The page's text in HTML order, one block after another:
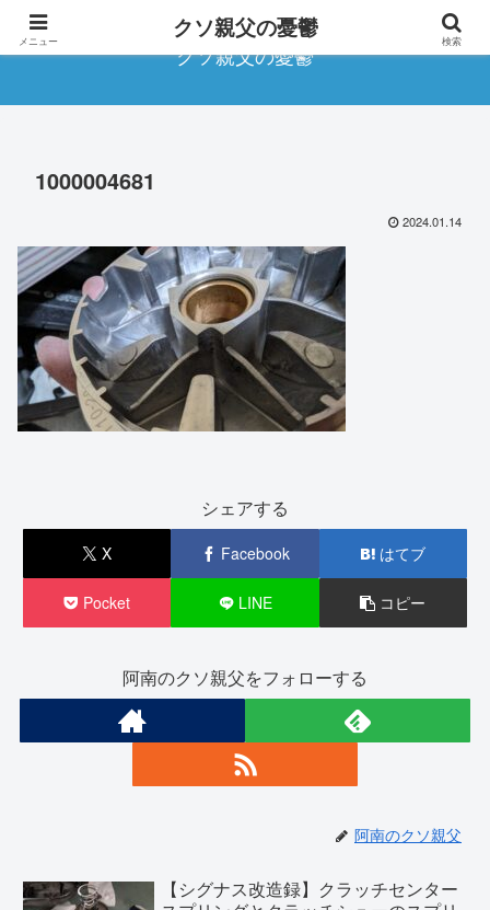
クソ親父の憂鬱
1000004681
2024.01.14
シェアする
X Facebook はてブ
Pocket LINE コピー
阿南のクソ親父をフォローする
阿南のクソ親父
【シグナス改造録】クラッチセンター
メニュー クソ親父の憂鬱 検索